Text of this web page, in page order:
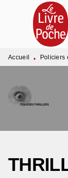
MENU
PIED DE PAGE
Accueil • Policiers